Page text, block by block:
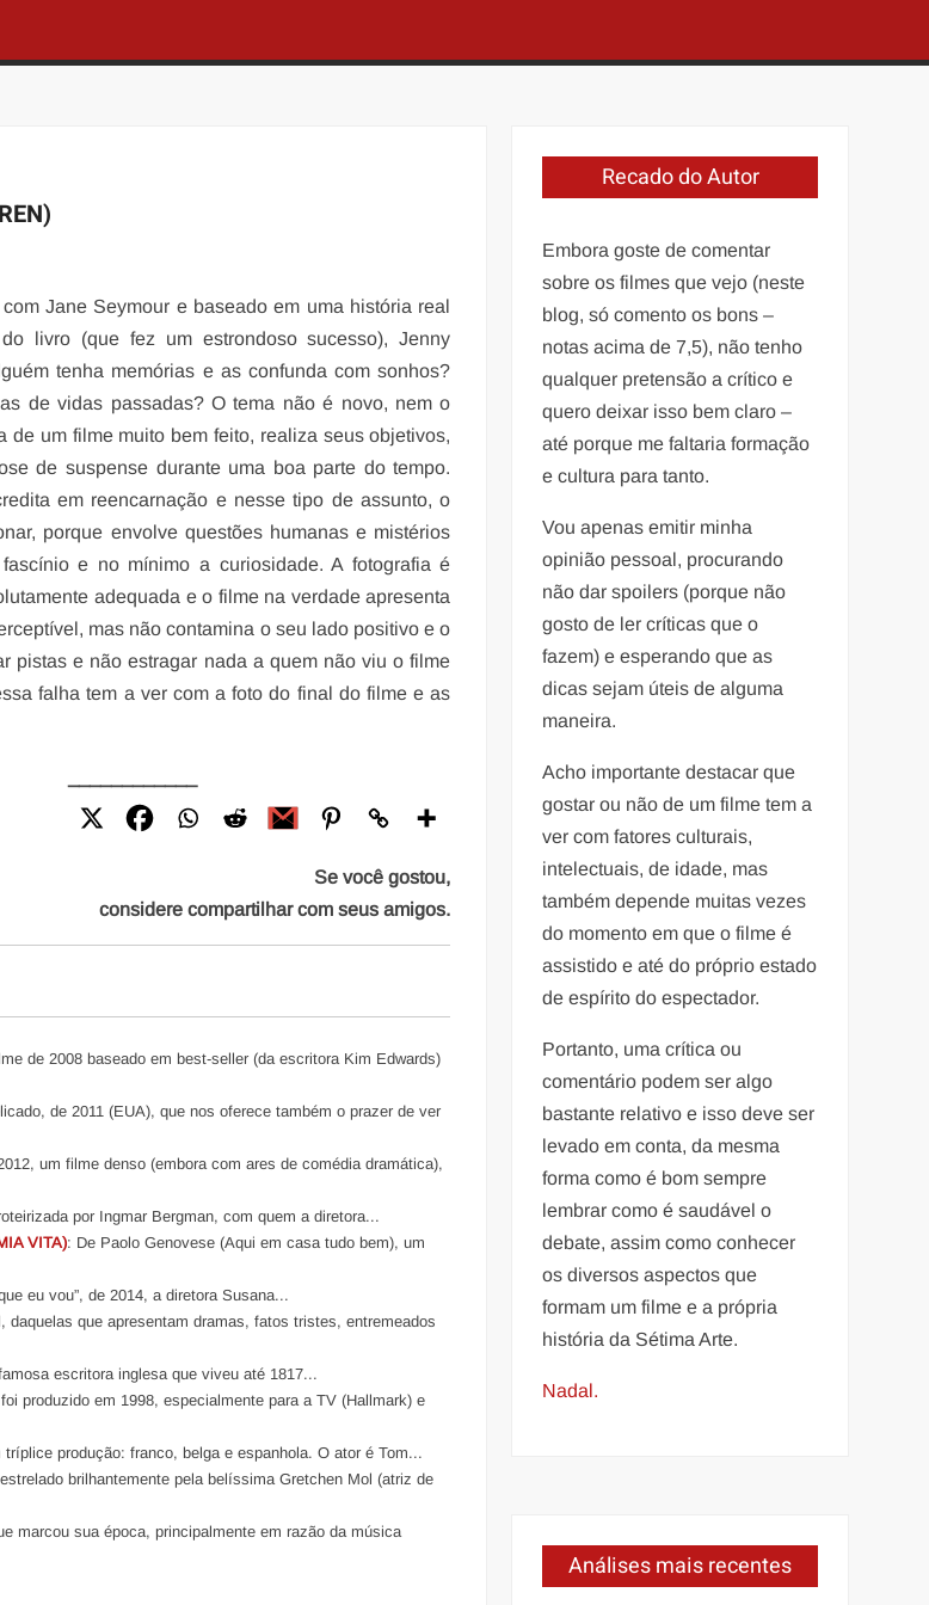
Jane Seymour e baseado em uma história real
livro (que fez um estrondoso sucesso), Jenny
tenha memórias e as confunda com sonhos?
de vidas passadas? O tema não é novo, nem o
de um filme muito bem feito, realiza seus objetivos,
de suspense durante uma boa parte do tempo.
em reencarnação e nesse tipo de assunto, o
porque envolve questões humanas e mistérios
e no mínimo a curiosidade. A fotografia é
adequada e o filme na verdade apresenta
mas não contamina o seu lado positivo e o
pistas e não estragar nada a quem não viu o filme
falha tem a ver com a foto do final do filme e as
Se você gostou,
considere compartilhar com seus amigos.
de 2008 baseado em best-seller (da escritora Kim Edwards)
de 2011 (EUA), que nos oferece também o prazer de ver
um filme denso (embora com ares de comédia dramática),
por Ingmar Bergman, com quem a diretora...
VITA): De Paolo Genovese (Aqui em casa tudo bem), um
eu vou”, de 2014, a diretora Susana...
daquelas que apresentam dramas, fatos tristes, entremeados
escritora inglesa que viveu até 1817...
produzido em 1998, especialmente para a TV (Hallmark) e
produção: franco, belga e espanhola. O ator é Tom...
brilhantemente pela belíssima Gretchen Mol (atriz de
marcou sua época, principalmente em razão da música
Recado do Autor
Embora goste de comentar
sobre os filmes que vejo (neste
blog, só comento os bons –
notas acima de 7,5), não tenho
qualquer pretensão a crítico e
quero deixar isso bem claro –
até porque me faltaria formação
e cultura para tanto.
Vou apenas emitir minha
opinião pessoal, procurando
não dar spoilers (porque não
gosto de ler críticas que o
fazem) e esperando que as
dicas sejam úteis de alguma
maneira.
Acho importante destacar que
gostar ou não de um filme tem a
ver com fatores culturais,
intelectuais, de idade, mas
também depende muitas vezes
do momento em que o filme é
assistido e até do próprio estado
de espírito do espectador.
Portanto, uma crítica ou
comentário podem ser algo
bastante relativo e isso deve ser
levado em conta, da mesma
forma como é bom sempre
lembrar como é saudável o
debate, assim como conhecer
os diversos aspectos que
formam um filme e a própria
história da Sétima Arte.
Nadal.
Análises mais recentes